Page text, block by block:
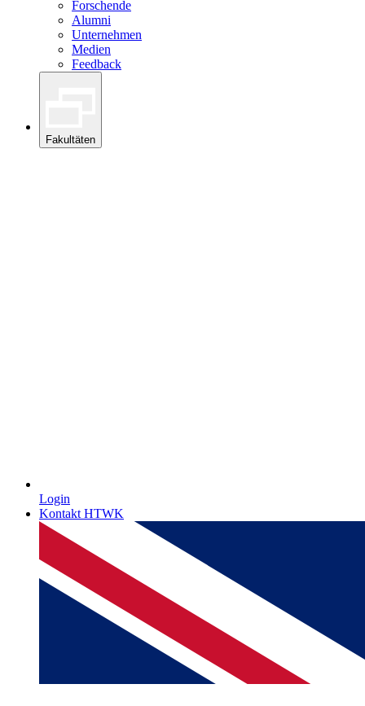
Forschende
Alumni
Unternehmen
Medien
Feedback
Fakultäten
Login
Kontakt HTWK